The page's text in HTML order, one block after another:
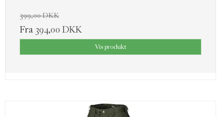
399,00 DKK
Fra 394,00 DKK
Vis produkt